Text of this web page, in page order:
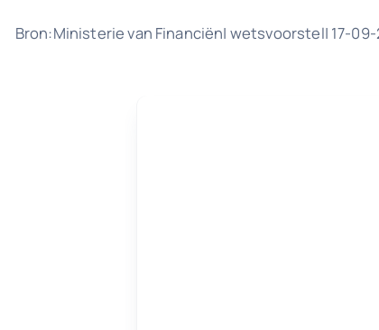
Bron:Ministerie van Financiën| wetsvoorstel| 17-